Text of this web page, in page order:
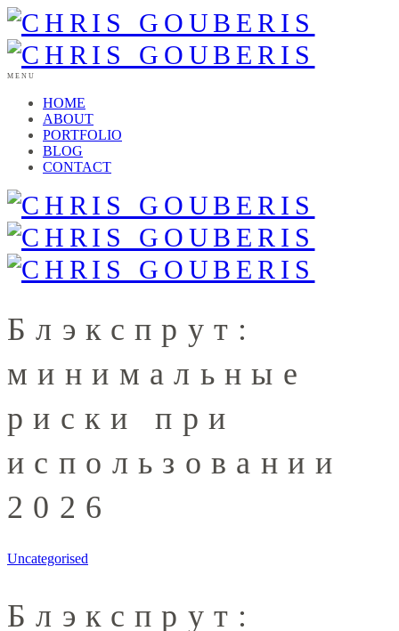
MENU
HOME
ABOUT
PORTFOLIO
BLOG
CONTACT
Блэкспрут:
минимальные
риски при
использовании
2026
Uncategorised
Блэкспрут: